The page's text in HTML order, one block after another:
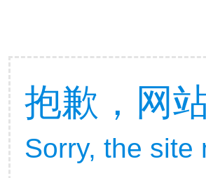
抱歉，网
Sorry, the site